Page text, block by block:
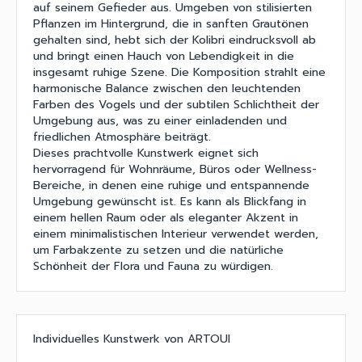
auf seinem Gefieder aus. Umgeben von stilisierten
Pflanzen im Hintergrund, die in sanften Grautönen
gehalten sind, hebt sich der Kolibri eindrucksvoll ab
und bringt einen Hauch von Lebendigkeit in die
insgesamt ruhige Szene. Die Komposition strahlt eine
harmonische Balance zwischen den leuchtenden
Farben des Vogels und der subtilen Schlichtheit der
Umgebung aus, was zu einer einladenden und
friedlichen Atmosphäre beiträgt.
Dieses prachtvolle Kunstwerk eignet sich
hervorragend für Wohnräume, Büros oder Wellness-
Bereiche, in denen eine ruhige und entspannende
Umgebung gewünscht ist. Es kann als Blickfang in
einem hellen Raum oder als eleganter Akzent in
einem minimalistischen Interieur verwendet werden,
um Farbakzente zu setzen und die natürliche
Schönheit der Flora und Fauna zu würdigen.
Individuelles Kunstwerk von ARTOUI